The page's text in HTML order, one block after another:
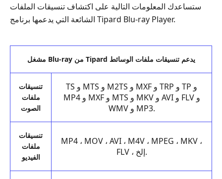
ستساعدك المعلومات التالية على اكتشاف تنسيقات الملفات
الشائعة التي يدعمها برنامج Tipard Blu-ray Player.
مشغل Blu-ray من Tipard يدعم تنسيقات ملفات الوسائط
تنسيقات
ملفات
الصوت
TS و MTS و M2TS و MXF و TRP و TP و
MP4 و MXF و MTS و MKV و AVI و FLV و
WMV و MP3.
تنسيقات
ملفات
الفيديو
MP4 ، MOV ، AVI ، M4V ، MPEG ، MKV ،
FLV ، إلخ.